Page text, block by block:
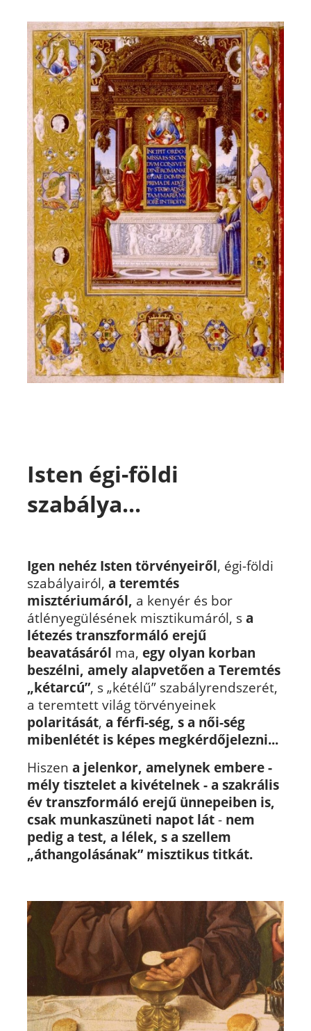
Isten égi-földi
szabálya...
Igen nehéz Isten törvényeiről, égi-földi
szabályairól, a teremtés
misztériumáról, a kenyér és bor
átlényegülésének misztikumáról, s a
létezés transzformáló erejű
beavatásáról ma, egy olyan korban
beszélni, amely alapvetően a Teremtés
„kétarcú”, s „kétélű” szabályrendszerét,
a teremtett világ törvényeinek
polaritását, a férfi-ség, s a női-ség
mibenlétét is képes megkérdőjelezni...
Hiszen a jelenkor, amelynek embere -
mély tisztelet a kivételnek - a szakrális
év transzformáló erejű ünnepeiben is,
csak munkaszüneti napot lát- nem
pedig a test, a lélek, s a szellem
„áthangolásának” misztikus titkát.